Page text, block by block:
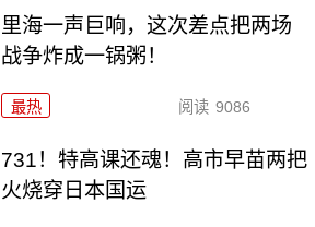
里海一声巨响，这次差点把两场
战争炸成一锅粥！
最热 阅读 9086
731！特高课还魂！高市早苗两把
火烧穿日本国运